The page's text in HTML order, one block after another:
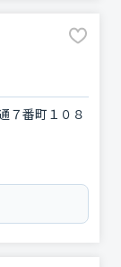
７番町１０８